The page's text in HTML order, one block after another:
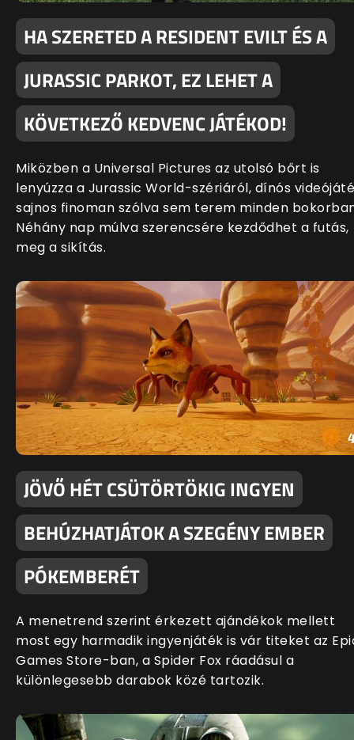
HA SZERETED A RESIDENT EVILT ÉS A
JURASSIC PARKOT, EZ LEHET A
KÖVETKEZŐ KEDVENC JÁTÉKOD!
Miközben a Universal Pictures az utolsó bőrt is
lenyúzza a Jurassic World-szériáról, dínós
sajnos finoman szólva sem terem minden
Néhány nap múlva szerencsére kezdődhet a futás,
meg a sikítás.
JÖVŐ HÉT CSÜTÖRTÖKIG INGYEN
BEHÚZHATJÁTOK A SZEGÉNY EMBER
PÓKEMBERÉT
A menetrend szerint érkezett ajándékok mellett
most egy harmadik ingyenjáték is vár titeket az
Games Store-ban, a Spider Fox ráadásul a
különlegesebb darabok közé tartozik.